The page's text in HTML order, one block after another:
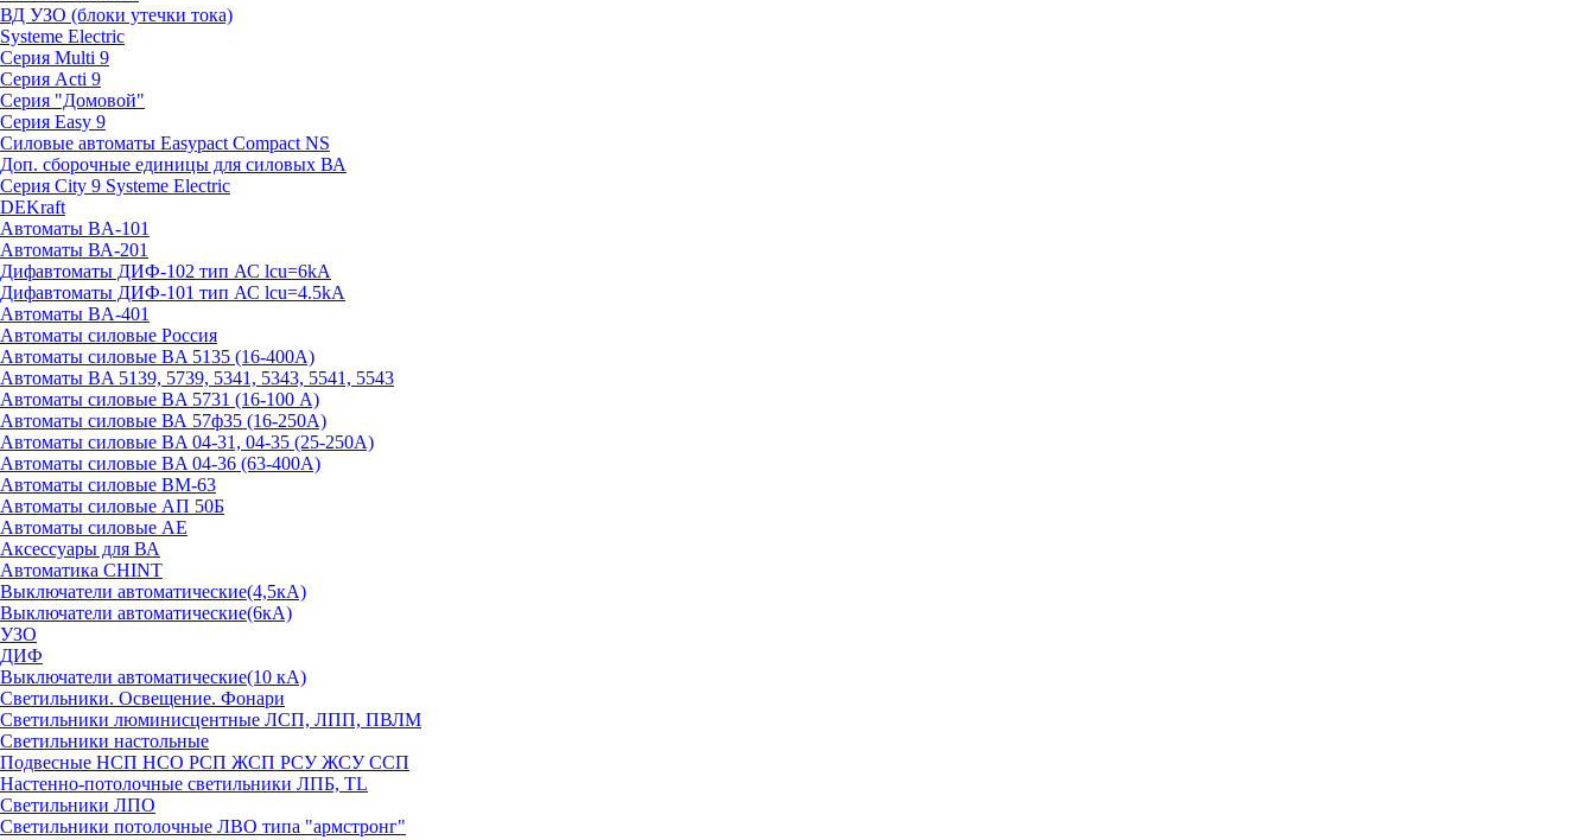
ВД УЗО (блоки утечки тока)
Systeme Electric
Серия Multi 9
Серия Acti 9
Серия "Домовой"
Серия Easy 9
Силовые автоматы Easypact Compact NS
Доп. сборочные единицы для силовых ВА
Серия City 9 Systeme Electric
DEKraft
Автоматы BA-101
Автоматы ВА-201
Дифавтоматы ДИФ-102 тип АС lcu=6kA
Дифавтоматы ДИФ-101 тип АС lcu=4.5kA
Автоматы BA-401
Автоматы силовые Россия
Автоматы силовые BA 5135 (16-400А)
Автоматы BA 5139, 5739, 5341, 5343, 5541, 5543
Автоматы силовые BA 5731 (16-100 А)
Автоматы силовые ВА 57ф35 (16-250А)
Автоматы силовые BA 04-31, 04-35 (25-250А)
Автоматы силовые BA 04-36 (63-400А)
Автоматы силовые ВМ-63
Автоматы силовые АП 50Б
Автоматы силовые АЕ
Аксессуары для ВА
Автоматика CHINT
Выключатели автоматические(4,5кА)
Выключатели автоматические(6кА)
УЗО
ДИФ
Выключатели автоматические(10 кА)
Светильники. Освещение. Фонари
Светильники люминисцентные ЛСП, ЛПП, ПВЛМ
Светильники настольные
Подвесные НСП НСО РСП ЖСП РСУ ЖСУ ССП
Настенно-потолочные светильники ЛПБ, TL
Светильники ЛПО
Светильники потолочные ЛВО типа "армстронг"